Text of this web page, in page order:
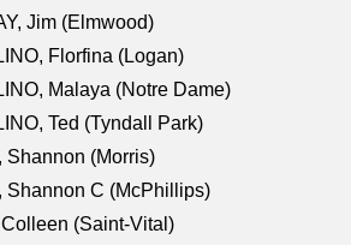
Jim (Elmwood)
Florfina (Logan)
Malaya (Notre Dame)
Ted (Tyndall Park)
Shannon (Morris)
Shannon C (McPhillips)
(Saint-Vital)